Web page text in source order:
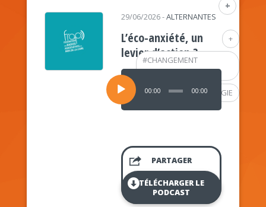
+
+
#CHANGEMENT
CLIMATIQUE
#PSYCHOLOGIE
29/06/2026-ALTERNANTES
L’éco-anxiété, un
levier d’action ?
Lecteur
audio
00:00 00:00
PARTAGER
TÉLÉCHARGER LE
PODCAST